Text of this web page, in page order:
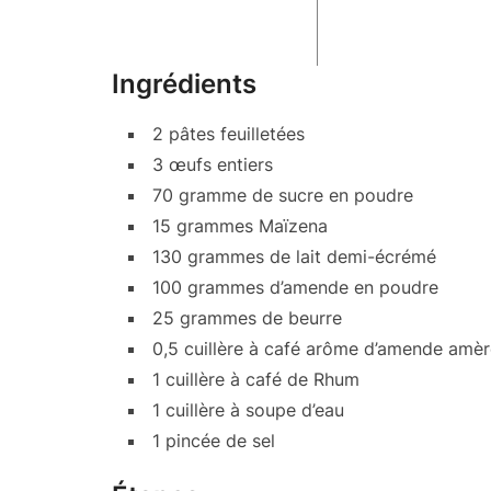
Ingrédients
2 pâtes feuilletées
3 œufs entiers
70 gramme de sucre en poudre
15 grammes Maïzena
130 grammes de lait demi-écrémé
100 grammes d’amende en poudre
25 grammes de beurre
0,5 cuillère à café arôme d’amende
1 cuillère à café de Rhum
1 cuillère à soupe d’eau
1 pincée de sel